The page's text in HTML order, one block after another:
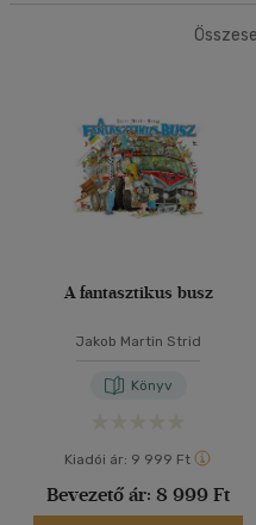
500 Ft - 2500 Ft
2500 Ft - 4500 Ft
4500 Ft felett
Gyermek(1996)
0 - 3 év(167)
(255)
10 - 14 év(19)
A fantasztikus busz
Jakob Martin Strid
Könyv
Kiadói ár: 9 999 Ft
Bevezető ár: 8 999 Ft